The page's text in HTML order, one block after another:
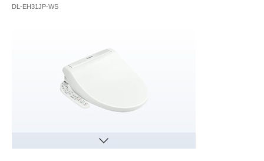
DL-EH31JP-WS